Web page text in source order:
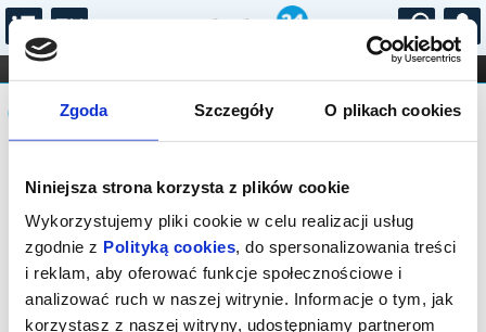
Zgoda Szczegóły O plikach cookies
Niniejsza strona korzysta z plików cookie
Wykorzystujemy pliki cookie w celu realizacji usług
zgodnie z Polityką cookies, do spersonalizowania treści
i reklam, aby oferować funkcje społecznościowe i
analizować ruch w naszej witrynie. Informacje o tym, jak
korzystasz z naszej witryny, udostępniamy partnerom
...
FILHARMONIA OPERA I BALET
STAND-UP
DLA DZIECI
Komunikat
Sprzedaż on-line została zakończona,
sprawdź dostępność biletów w kasie.